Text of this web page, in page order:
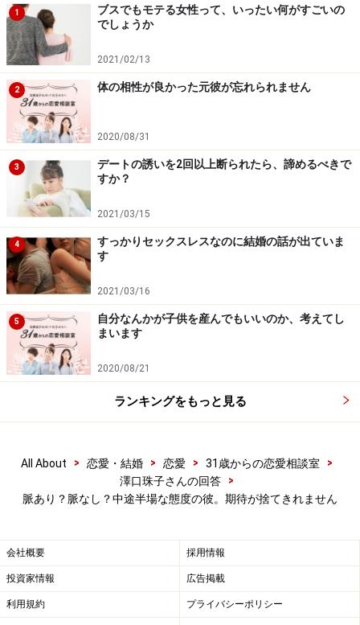
期待を捨てきれない自分もいます。
彼はどういうつもりで、私に接しているのでしょうか。
本心が知りたいです。
アドバイス１：積極的にアプローチできた
ことはすごいこと
アドバイス１：積極的にアプローチできたことはすごいこと
あゃぷぅさんは、気になる彼に対して、積極的にアプロ
ーチなさったのですね。それはすごくポジティブだし、
なかなかできないことだから素晴らしい。グッジョブで
す！
ただ、あくまで今のところではありますが、彼があやぷ
ぅさんに気があるかないかでいうと、残念ながらないみ
ゃぷうさんは彼女としても、結婚相手としても、現時点
では「なし」の可能性が高いでしょう。
というのも、男性は「いいな」と思っている女性と2人
きりで会えるチャンスがあったら、基本的には乗っかる
ものだから。「2人でもいいけど」とエクスキューズを
つけたのは、彼の優しさでしょう。
1
ブスでもモテる女性って、いったい何がすごいの
でしょうか
2021/02/13
2 体の相性が良かった元彼が忘れられません
2020/08/31
3
デートの誘いを2回以上断られたら、諦めるべきで
すか？
2021/03/15
4
すっかりセックスレスなのに結婚の話が出ていま
す
2021/03/16
5
自分なんかが子供を産んでもいいのか、考えてし
まいます
2020/08/21
ランキングをもっと見る
All About > 恋愛・結婚 > 恋愛 > 31歳からの恋愛相談室
>
澤口珠子さんの回答
>
脈あり？脈なし？中途半場な態度の彼。期待が捨てきれません
会社概要 採用情報
投資家情報 広告掲載
利用規約 プライバシーポリシー